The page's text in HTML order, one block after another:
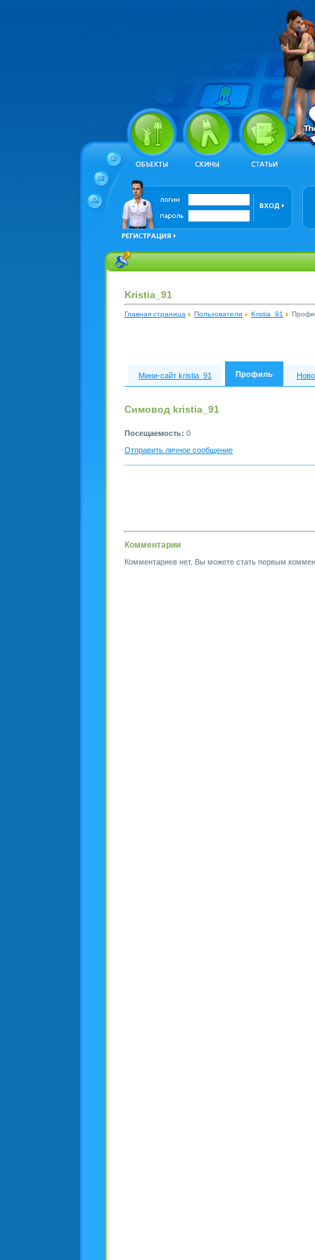
Kristia_91
Главная страница Пользователи Kristia_91
Мини-сайт kristia_91 Профиль
Симовод kristia_91
Посещаемость: 0
Отправить личное сообщение
Комментарии
Комментариев нет, Вы можете стать первым